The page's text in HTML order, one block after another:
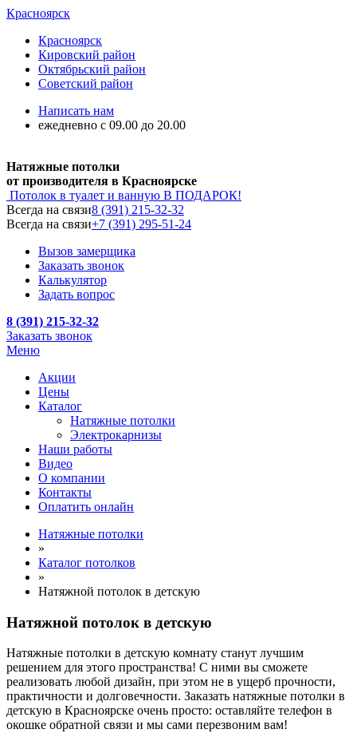
Красноярск
Красноярск
Кировский район
Октябрьский район
Советский район
Написать нам
ежедневно с 09.00 до 20.00
Натяжные потолки
от производителя в Красноярске
Потолок в туалет и ванную В ПОДАРОК!
Всегда на связи8 (391) 215-32-32
Всегда на связи+7 (391) 295-51-24
Вызов замерщика
Заказать звонок
Калькулятор
Задать вопрос
8 (391) 215-32-32
Заказать звонок
Меню
Акции
Цены
Каталог
Натяжные потолки
Электрокарнизы
Наши работы
Видео
О компании
Контакты
Оплатить онлайн
Натяжные потолки
»
Каталог потолков
»
Натяжной потолок в детскую
Натяжной потолок в детскую
Натяжные потолки в детскую комнату станут лучшим
решением для этого пространства! С ними вы сможете
реализовать любой дизайн, при этом не в ущерб прочности,
практичности и долговечности. Заказать натяжные потолки в
детскую в Красноярске очень просто: оставляйте телефон в
окошке обратной связи и мы сами перезвоним вам!